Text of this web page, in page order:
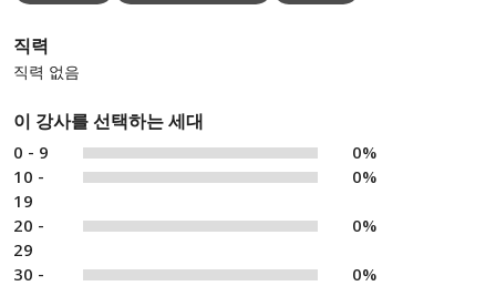
직력
직력 없음
이 강사를 선택하는 세대
0 - 9
0%
10 -
19
0%
20 -
29
0%
30 -
0%